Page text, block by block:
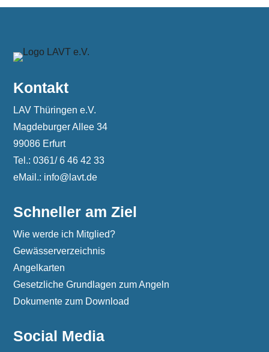
Kontakt
LAV Thüringen e.V.
Magdeburger Allee 34
99086 Erfurt
Tel.: 0361/ 6 46 42 33
eMail.: info@lavt.de
Schneller am Ziel
Wie werde ich Mitglied?
Gewässerverzeichnis
Angelkarten
Gesetzliche Grundlagen zum Angeln
Dokumente zum Download
Social Media